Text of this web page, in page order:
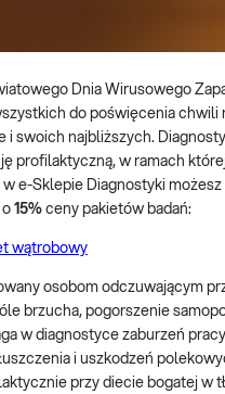
Dnia Wirusowego
do poświęcenia chwili
i swoich najbliższych.
profilaktyczną, w ramach
w e-Sklepie Diagnostyki
o 15% ceny pakietów badań:
wątrobowy
osobom odczuwającym
brzucha, pogorszenie
w diagnostyce zaburzeń
i uszkodzeń
przy diecie bogatej w